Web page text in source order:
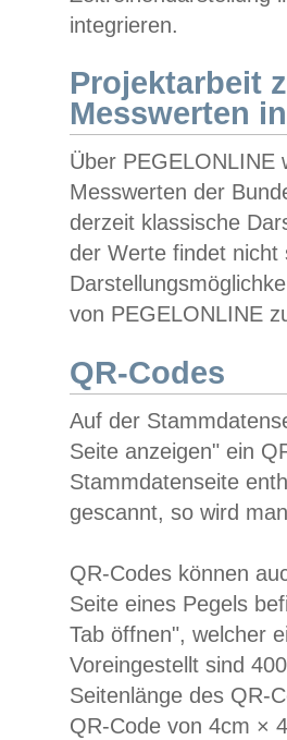
integrieren.
Projektarbeit
Messwerten
Über PEGELONLINE
Messwerten der
derzeit klassische
der Werte findet
von PEGELONLINE
QR-Codes
Auf der
Seite anzeigen" ein
Stammdatenseite
gescannt, so wird
QR-Codes können
Seite eines Pegels
Tab öffnen", welcher
Voreingestellt sind
Seitenlänge des QR-
QR-Code von 4cm ×